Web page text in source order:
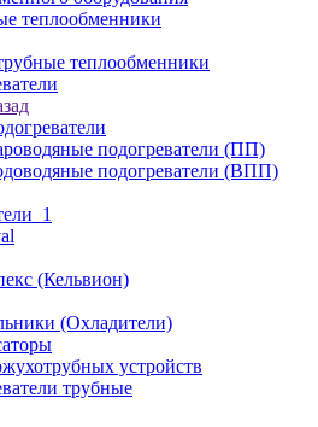
теплообменники
теплообменники
подогреватели (ПП)
подогреватели (ВПП)
(Кельвион)
(Охладители)
устройств
трубные